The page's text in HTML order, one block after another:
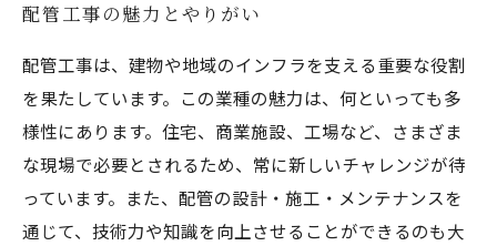
配管工事の魅力とやりがい
配管工事は、建物や地域のインフラを支える重要な役割
を果たしています。この業種の魅力は、何といっても多
様性にあります。住宅、商業施設、工場など、さまざま
な現場で必要とされるため、常に新しいチャレンジが待
っています。また、配管の設計・施工・メンテナンスを
通じて、技術力や知識を向上させることができるのも大